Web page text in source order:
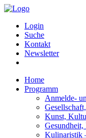
Login
Suche
Kontakt
Newsletter
Home
Programm
Anmelde-
Kunst,
Kulinaristik